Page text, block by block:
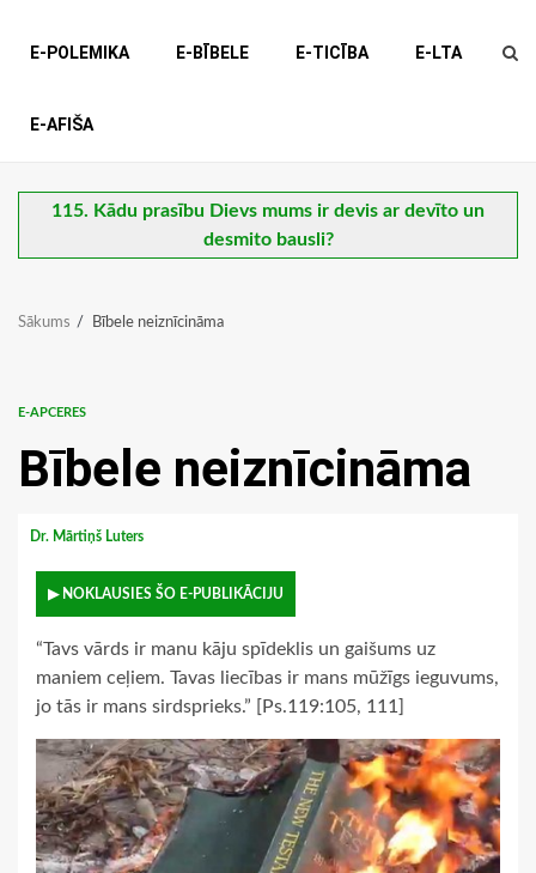
E-POLEMIKA E-BĪBELE E-TICĪBA E-LTA
E-AFIŠA
115. Kādu prasību Dievs mums ir devis ar devīto un
desmito bausli?
Sākums Bībele neiznīcināma
E-APCERES
Bībele neiznīcināma
Dr. Mārtiņš Luters
▶ NOKLAUSIES ŠO E-PUBLIKĀCIJU
“Tavs vārds ir manu kāju spīdeklis un gaišums uz
maniem ceļiem. Tavas liecības ir mans mūžīgs ieguvums,
jo tās ir mans sirdsprieks.” [Ps.119:105, 111]